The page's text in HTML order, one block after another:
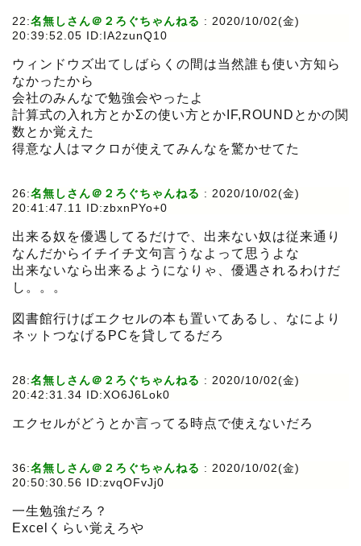
22:名無しさん＠２ろぐちゃんねる : 2020/10/02(金)
20:39:52.05 ID:IA2zunQ10
ウィンドウズ出てしばらくの間は当然誰も使い方知ら
なかったから
会社のみんなで勉強会やったよ
計算式の入れ方とかΣの使い方とかIF,ROUNDとかの関
数とか覚えた
得意な人はマクロが使えてみんなを驚かせてた
26:名無しさん＠２ろぐちゃんねる : 2020/10/02(金)
20:41:47.11 ID:zbxnPYo+0
出来る奴を優遇してるだけで、出来ない奴は従来通り
なんだからイチイチ文句言うなよって思うよな
出来ないなら出来るようになりゃ、優遇されるわけだ
し。。。
図書館行けばエクセルの本も置いてあるし、なにより
ネットつなげるPCを貸してるだろ
28:名無しさん＠２ろぐちゃんねる : 2020/10/02(金)
20:42:31.34 ID:XO6J6Lok0
エクセルがどうとか言ってる時点で使えないだろ
36:名無しさん＠２ろぐちゃんねる : 2020/10/02(金)
20:50:30.56 ID:zvqOFvJj0
一生勉強だろ？
Excelくらい覚えろや